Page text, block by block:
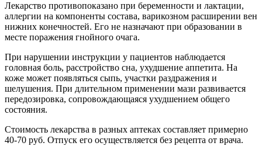
Лекарство противопоказано при беременности и лактации,
аллергии на компоненты состава, варикозном расширении вен
нижних конечностей. Его не назначают при образовании в
месте поражения гнойного очага.
При нарушении инструкции у пациентов наблюдается
головная боль, расстройство сна, ухудшение аппетита. На
коже может появляться сыпь, участки раздражения и
шелушения. При длительном применении мази развивается
передозировка, сопровождающаяся ухудшением общего
состояния.
Стоимость лекарства в разных аптеках составляет примерно
40-70 руб. Отпуск его осуществляется без рецепта от врача.